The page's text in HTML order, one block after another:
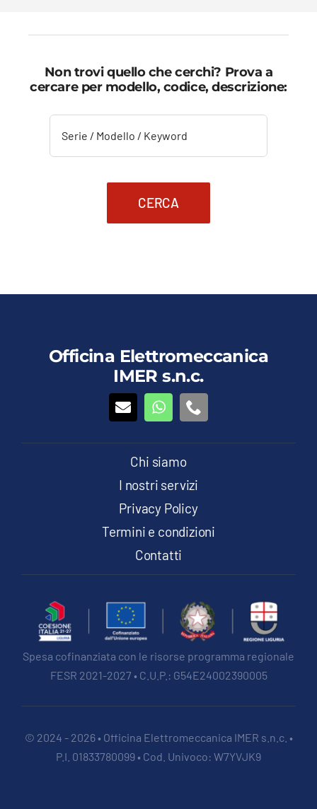
Non trovi quello che cerchi? Prova a
cercare per modello, codice, descrizione:
CERCA
Officina Elettromeccanica
IMER s.n.c.
Chi siamo
I nostri servizi
Privacy Policy
Termini e condizioni
Contatti
Spesa cofinanziata con le risorse programma regionale
FESR 2021-2027 • C.U.P.: G54E24002390005
© 2024 - 2026 • Officina Elettromeccanica IMER s.n.c. •
P.I. 01833780099 • Cod. Univoco: W7YVJK9